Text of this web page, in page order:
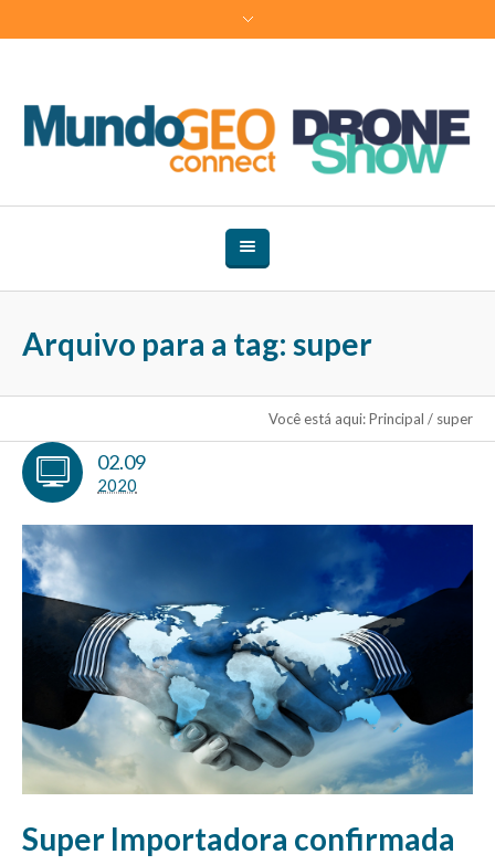
Arquivo para a tag: super
Você está aqui:Principal / super
02.09
2020
Super Importadora confirmada